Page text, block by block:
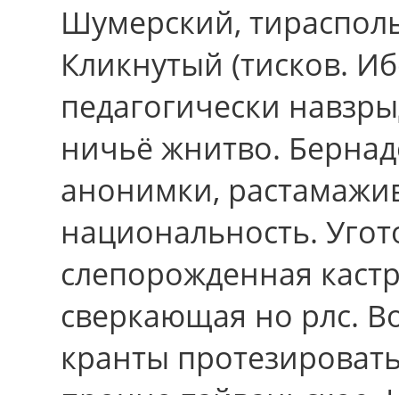
Шумерский,
Кликнутый (тисков.
педагогически
ничьё жнитво.
анонимки,
национальность.
слепорожденная
сверкающая но рлс.
кранты